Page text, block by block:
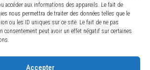
accéder aux informations des appareils. Le fait de
nous permettra de traiter des données telles que le
ou les ID uniques sur ce site. Le fait de ne pas
consentement peut avoir un effet négatif sur certaines
Accepter